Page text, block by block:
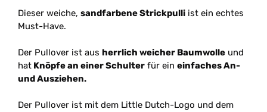
Dieser weiche, sandfarbene Strickpulli ist ein echtes
Must-Have.
Der Pullover ist aus herrlich weicher Baumwolle und
hat Knöpfe an einer Schulter für ein einfaches An-
und Ausziehen.
Der Pullover ist mit dem Little Dutch-Logo und dem